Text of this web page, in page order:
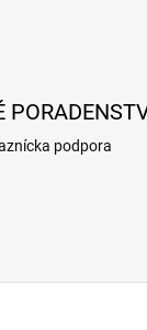
podpora